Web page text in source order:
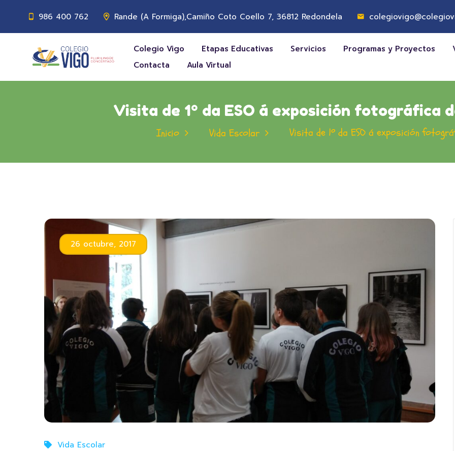
986 400 762 Rande (A Formiga),Camiño Coto Coello 7, 36812 Redondela
Colegio Vigo Etapas Educativas Servicios Programas y Proyectos
Contacta
Aula Virtual
Visita de 1º da ESO á exposición fotográfica
Inicio Vida Escolar Visita de 1º da ESO á exposición
26 octubre, 2017
Vida Escolar